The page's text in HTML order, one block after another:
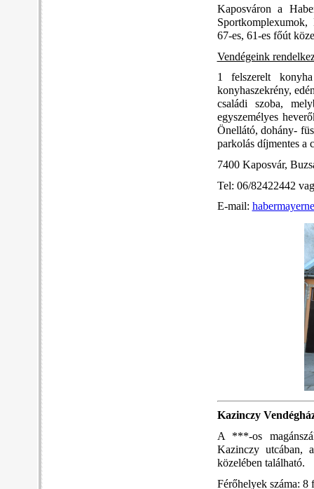
Kaposváron a
67-es, 61-es főút
Vendégeink
1 felszerelt
konyhaszekrény,
családi szoba,
egyszemélyes
Önellátó, dohány-
parkolás díjmentes a
7400 Kaposvár,
Tel: 06/82422442
E-mail:
Kazinczy
A ***-os
Kazinczy utcában,
közelében található.
Férőhelyek száma: 8